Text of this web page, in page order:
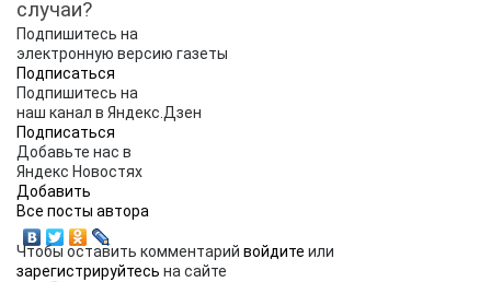
случаи?
Подпишитесь на
электронную версию газеты
Подписаться
Подпишитесь на
наш канал в Яндекс.Дзен
Подписаться
Добавьте нас в
Яндекс Новостях
Добавить
Вcе посты автора
Чтобы оставить комментарий войдите или
зарегистрируйтесь на сайте